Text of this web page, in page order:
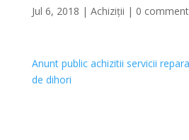
Jul 6, 2018 | Achiziții | 0
Anunt public achizitii servicii
de dihori